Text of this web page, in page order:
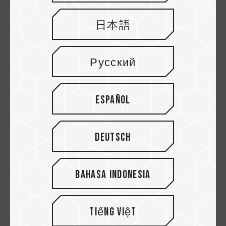
el rendimiento de lectura y escritura de su
tarjeta microSD. Esta configuración, combinada
con su comodidad portátil, transforma
eficazmente tu teléfono en una oficina móvil.
Elegir la Solución Adecuada
Entonces, ¿cómo decidir entre estas dos
excelentes opciones? Depende de sus
necesidades primarias:
1. Si su principal preocupación es maximizar la
capacidad de almacenamiento, una SSD
externa es la mejor opción.
Aunque existen algunas unidades SSD de
bolsillo,la unidad SSD portátil TEAMGROUP
, con su exclusiva función MagSafe,
日本語
Русский
Español
Deutsch
Bahasa Indonesia
Tiếng Việt